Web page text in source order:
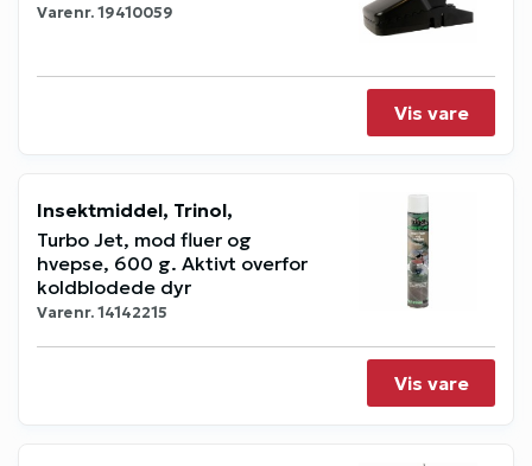
Varenr.19410059
Vis vare
Insektmiddel, Trinol,
Turbo Jet, mod fluer og
hvepse, 600 g. Aktivt overfor
koldblodede dyr
Varenr.14142215
Vis vare